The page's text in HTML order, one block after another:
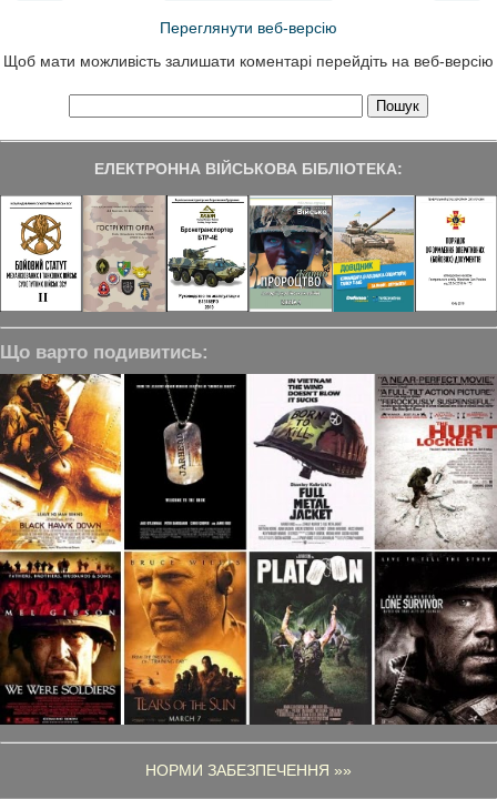
Переглянути веб-версію
Щоб мати можливість залишати коментарі перейдіть на веб-версію
ЕЛЕКТРОННА ВІЙСЬКОВА БІБЛІОТЕКА:
Що варто подивитись:
НОРМИ ЗАБЕЗПЕЧЕННЯ »»